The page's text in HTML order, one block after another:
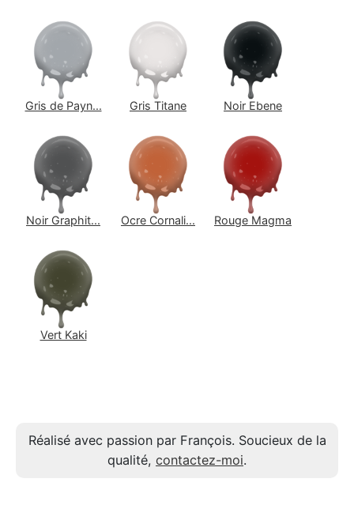
Gris de Payn... Gris Titane Noir Ebene
Noir Graphit... Ocre Cornali... Rouge Magma
Vert Kaki
Réalisé avec passion par François. Soucieux de la
qualité, contactez-moi.